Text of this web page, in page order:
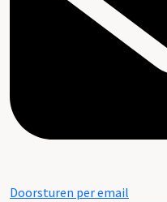
Doorsturen per email